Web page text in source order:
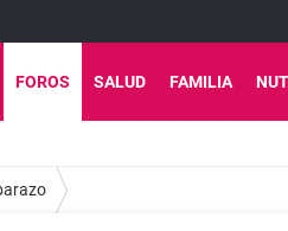
FOROS SALUD FAMILIA